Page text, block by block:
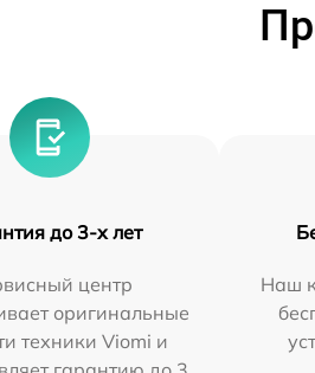
до 3-х лет
центр
оригинальные
техники Viomi и
Наш